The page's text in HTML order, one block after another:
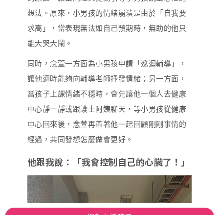
想法。原來，小男孩的情緒崩潰是由於「自我要
求高」，當表現無法如自己預期時，無助的他只
能大哭大鬧。
同時，念萱一方面為小男孩申請「巡迴輔導」，
讓他適時能夠向輔導老師抒發情緒；另一方面，
當孩子上課情緒不穩時，會先讓他一個人去健康
中心靜一靜或跟護士阿姨聊天，等小男孩從健康
中心回來後，念萱再帶著他一起回顧剛剛事情的
經過，共同發想怎麼做會更好。
他跟我說：「我會控制自己的心臟了！」